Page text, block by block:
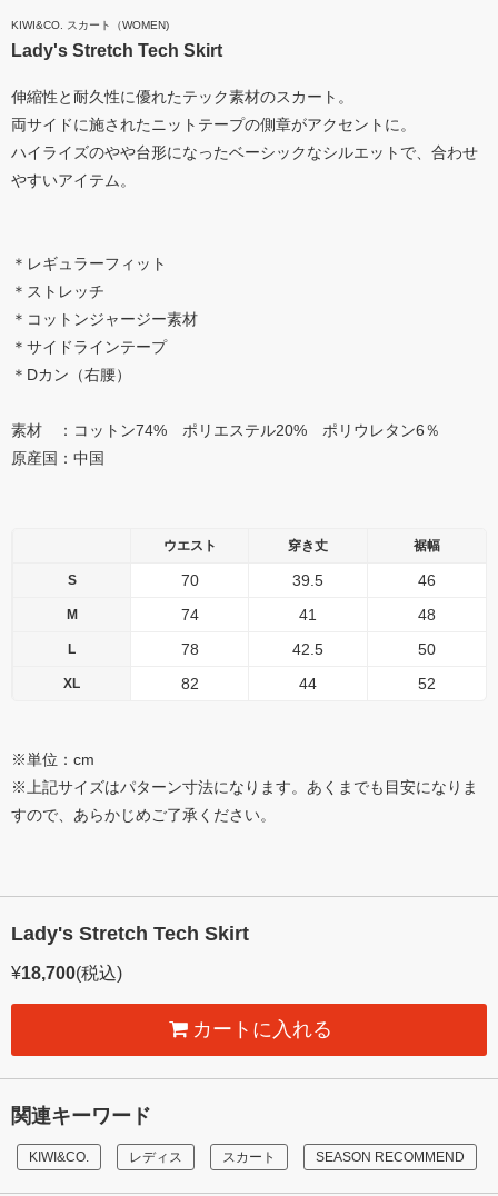
KIWI&CO. スカート（WOMEN)
Lady's Stretch Tech Skirt
伸縮性と耐久性に優れたテック素材のスカート。
両サイドに施されたニットテープの側章がアクセントに。
ハイライズのやや台形になったベーシックなシルエットで、合わせ
やすいアイテム。
＊レギュラーフィット
＊ストレッチ
＊コットンジャージー素材
＊サイドラインテープ
＊Dカン（右腰）
素材 ：コットン74% ポリエステル20% ポリウレタン6％
原産国：中国
ウエスト 穿き丈 裾幅
S 70 39.5 46
M 74 41 48
L 78 42.5 50
XL 82 44 52
※単位：cm
※上記サイズはパターン寸法になります。あくまでも目安になりま
すので、あらかじめご了承ください。
Lady's Stretch Tech Skirt
¥18,700(税込)
カートに入れる
関連キーワード
KIWI&CO. レディス スカート SEASON RECOMMEND